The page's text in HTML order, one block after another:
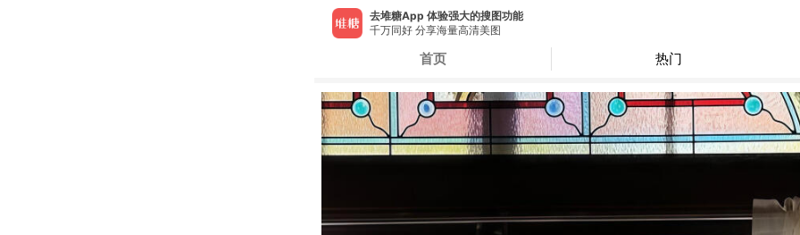
去堆糖App 体验强大的搜图功能
千万同好 分享海量高清美图
首页 热门